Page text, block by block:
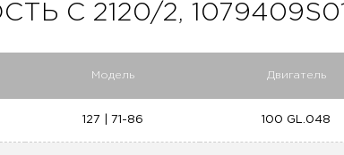
C 2120/2, 1079409S01
Модель Двигатель
127 | 71-86 100 GL.048